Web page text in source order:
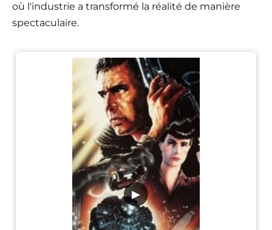
où l'industrie a transformé la réalité de manière
spectaculaire.
▶